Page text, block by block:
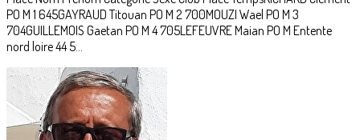
PO M 1 645GAYRAUD Titouan PO M 2 700MOUZI Wael PO M 3
704GUILLEMOIS Gaetan PO M 4 705LEFEUVRE Maian PO M Entente
nord loire 44 5...